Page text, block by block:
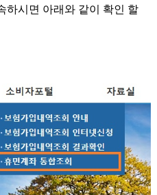
하시면 아래와 같이 확인 할